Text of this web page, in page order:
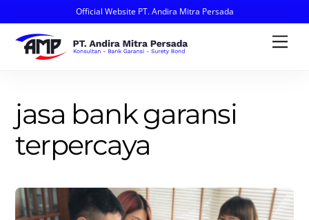
Official Website PT. Andira Mitra Persada
content
jasa bank garansi
terpercaya